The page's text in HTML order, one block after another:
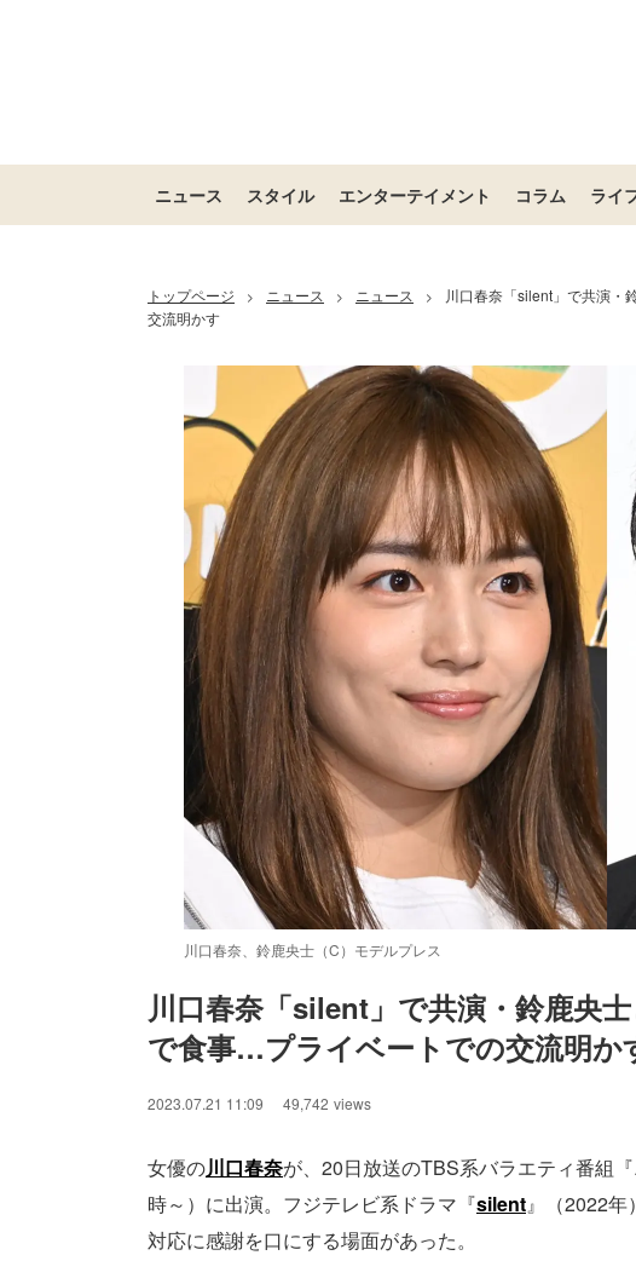
ニュース スタイル エンターテイメント コラム ライ
トップページ > ニュース > ニュース >
川口春奈「silent」で共演・
交流明かす
川口春奈、鈴鹿央士（C）モデルプレス
Unmute /
83.55%
川口春奈「silent」で共演・鈴鹿央
で食事…プライベートでの交流明か
2023.07.21 11:09 49,742 views
女優の川口春奈が、20日放送のTBS系バラエティ番組
時～）に出演。フジテレビ系ドラマ『silent』（2022年
対応に感謝を口にする場面があった。